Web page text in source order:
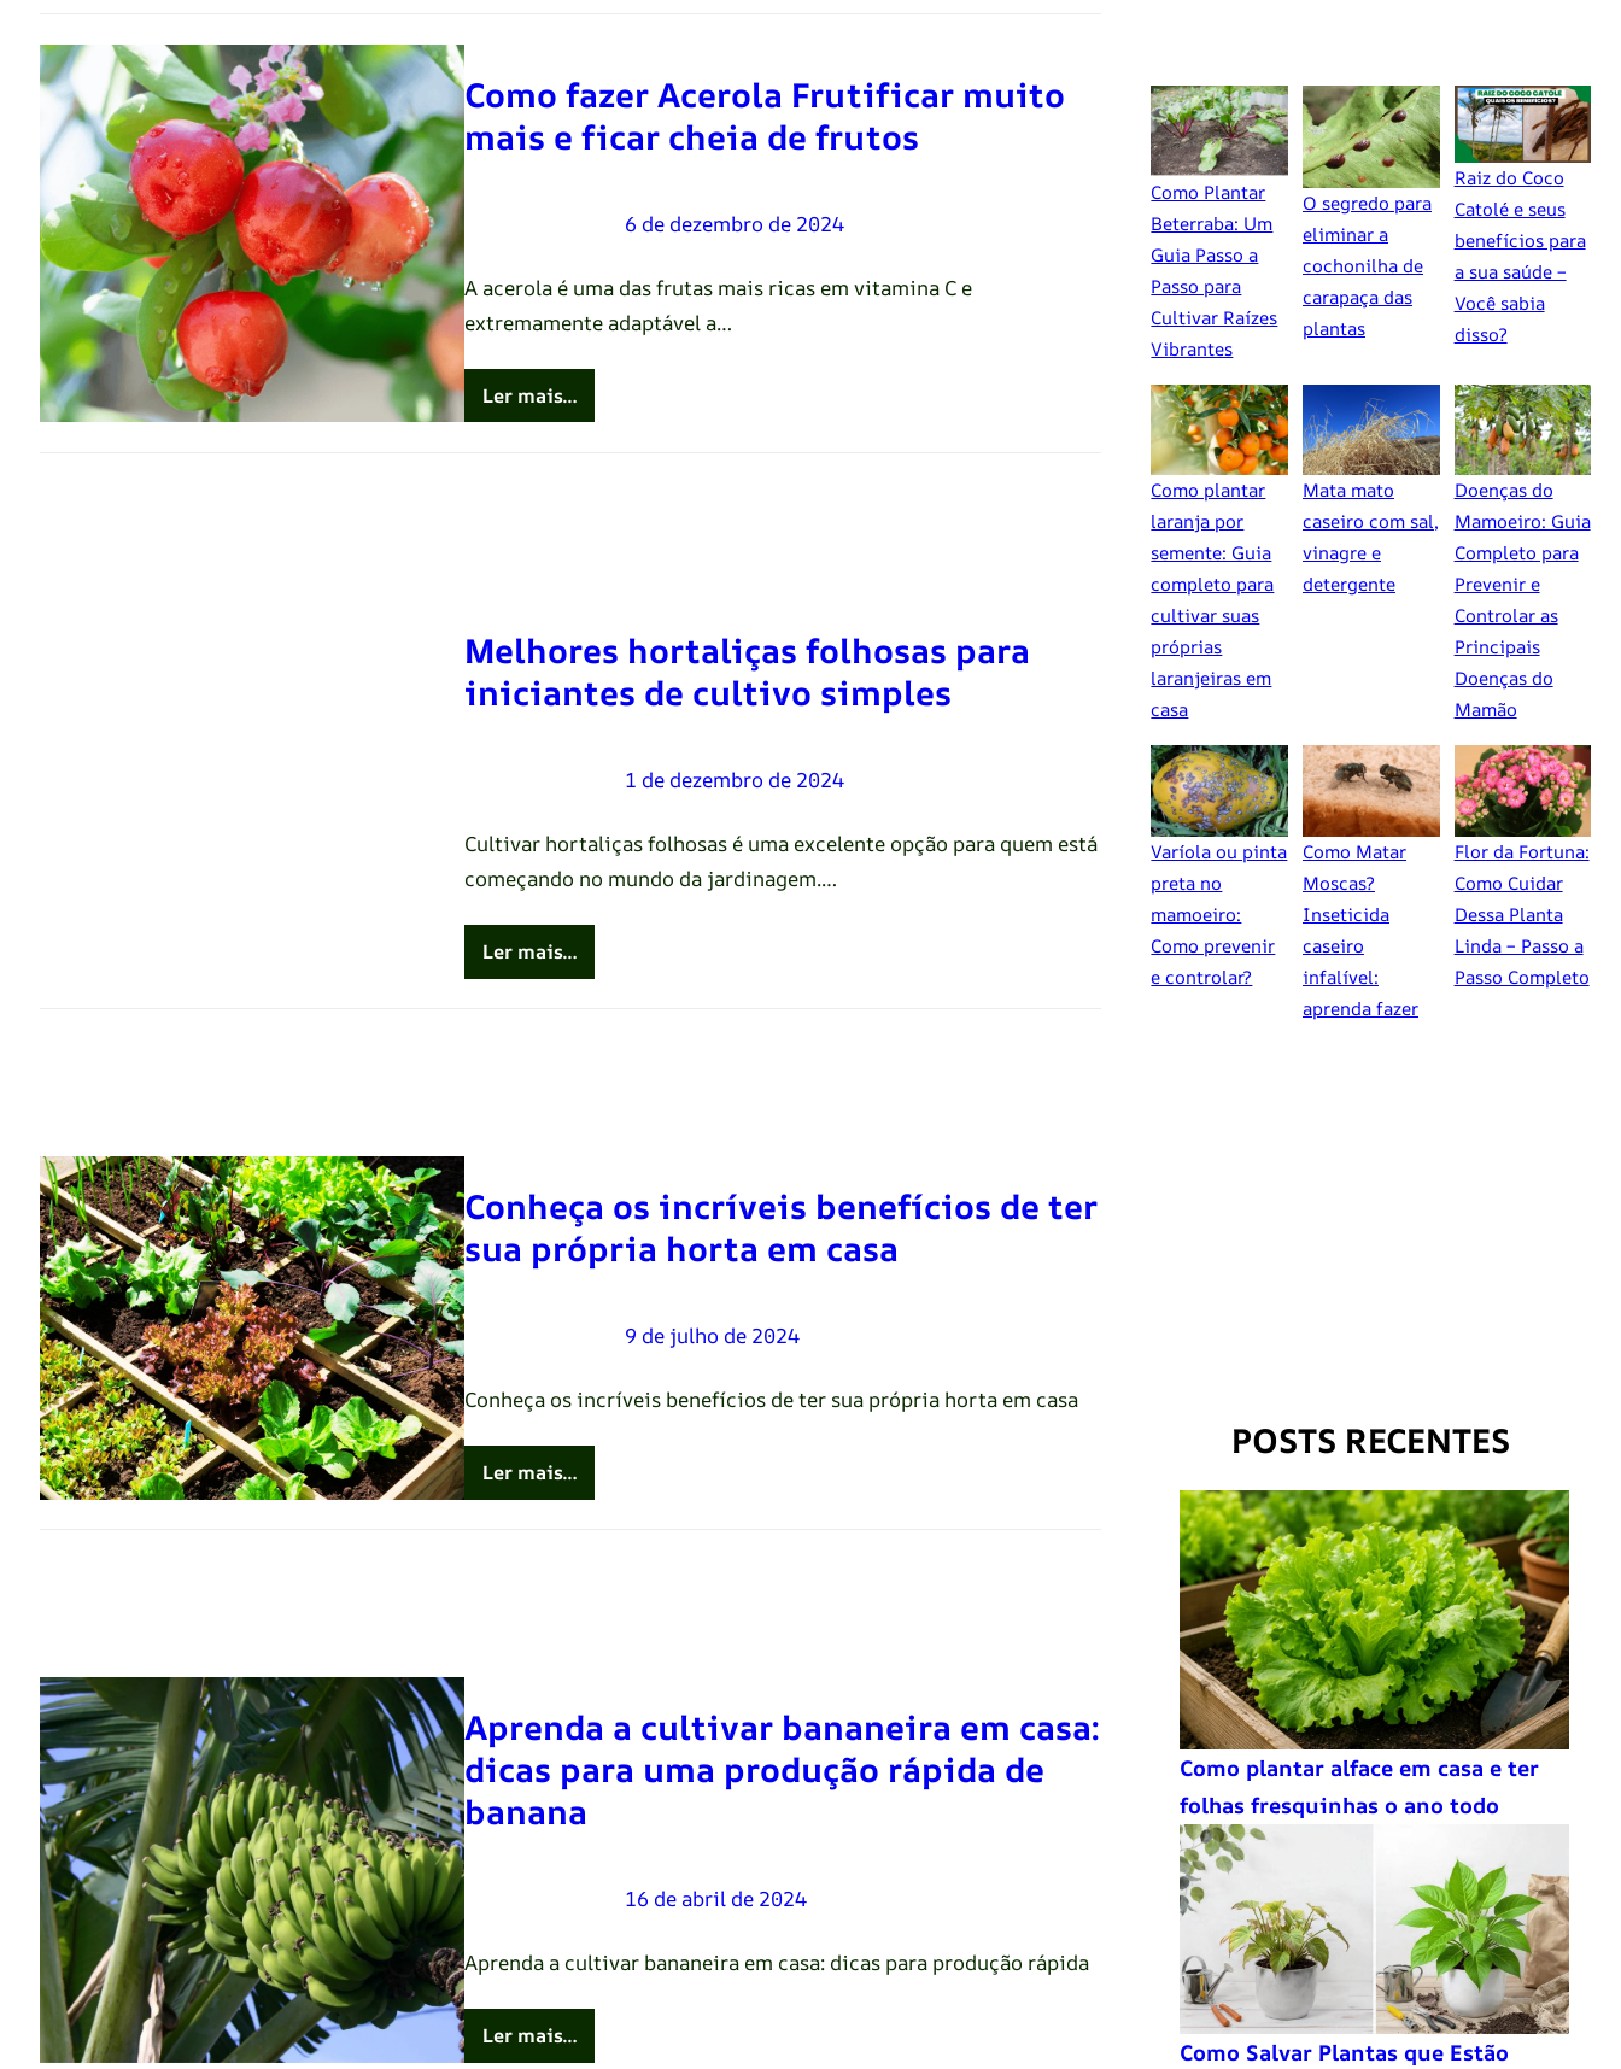
Como fazer Acerola Frutificar muito
mais e ficar cheia de frutos
6 de dezembro de 2024
A acerola é uma das frutas mais ricas em vitamina C e
extremamente adaptável a…
Ler mais…
Melhores hortaliças folhosas para
iniciantes de cultivo simples
1 de dezembro de 2024
Cultivar hortaliças folhosas é uma excelente opção para quem está
começando no mundo da jardinagem.…
Ler mais…
Conheça os incríveis benefícios de ter
sua própria horta em casa
Renato Oliveira 9 de julho de 2024
Conheça os incríveis benefícios de ter sua própria horta em casa
Ler mais…
Aprenda a cultivar bananeira em casa:
dicas para uma produção rápida de
banana
16 de abril de 2024
Aprenda a cultivar bananeira em casa: dicas para produção rápida
Ler mais…
Como Plantar
Beterraba: Um
Guia Passo a
Passo para
Cultivar Raízes
Vibrantes
O segredo para
eliminar a
cochonilha de
carapaça das
plantas
Raiz do Coco
Catolé e seus
benefícios para
a sua saúde –
Você sabia
disso?
Como plantar
laranja por
semente: Guia
completo para
cultivar suas
próprias
laranjeiras em
casa
Mata mato
caseiro com sal,
vinagre e
detergente
Doenças do
Mamoeiro: Guia
Completo para
Prevenir e
Controlar as
Principais
Doenças do
Mamão
Varíola ou pinta
preta no
mamoeiro:
Como prevenir
e controlar?
Como Matar
Moscas?
Inseticida
caseiro
infalível:
aprenda fazer
Flor da Fortuna:
Como Cuidar
Dessa Planta
Linda – Passo a
Passo Completo
POSTS RECENTES
Como plantar alface em casa e ter
folhas fresquinhas o ano todo
Como Salvar Plantas que Estão